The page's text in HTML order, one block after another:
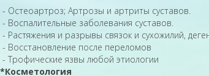
- Остеоартроз; Артрозы и артриты суставов.
- Воспалительные заболевания суставов.
- Растяжения и разрывы связок и сухожилий,
- Восстановление после переломов
- Трофические язвы любой этиологии
*Косметология